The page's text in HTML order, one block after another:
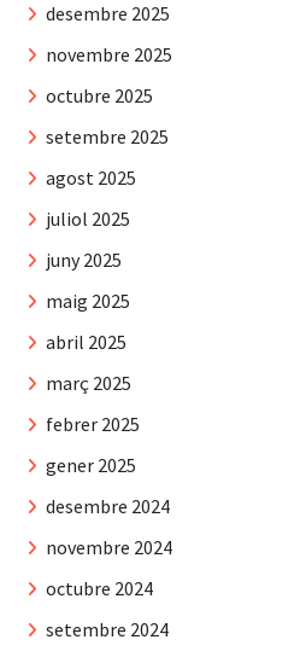
desembre 2025
novembre 2025
octubre 2025
setembre 2025
agost 2025
juliol 2025
juny 2025
maig 2025
abril 2025
març 2025
febrer 2025
gener 2025
desembre 2024
novembre 2024
octubre 2024
setembre 2024